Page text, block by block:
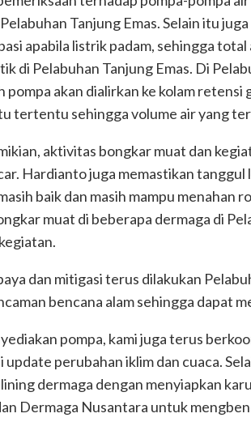
Tanjung Emas. Selain itu
apabila listrik padam, sehingga
di Pelabuhan Tanjung Emas. Di
pompa akan dialirkan ke kolam
tertentu sehingga volume air yang
aktivitas bongkar muat dan
Hardianto juga memastikan
baik dan masih mampu menahan
muat di beberapa dermaga di
dan mitigasi terus dilakukan
bencana alam sehingga dapat
pompa, kami juga terus
perubahan iklim dan cuaca.
dermaga dengan menyiapkan
Dermaga Nusantara untuk